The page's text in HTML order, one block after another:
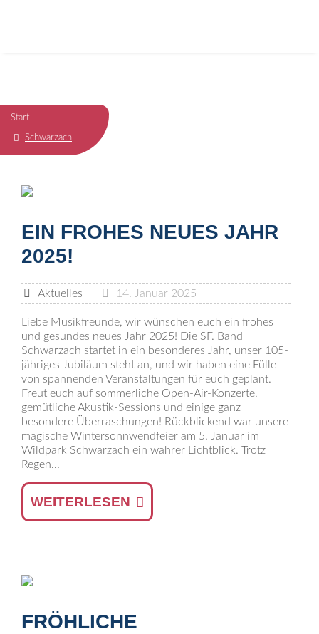
Start
Schwarzach
EIN FROHES NEUES JAHR
2025!
Aktuelles 14. Januar 2025
Liebe Musikfreunde, wir wünschen euch ein frohes
und gesundes neues Jahr 2025! Die SF. Band
Schwarzach startet in ein besonderes Jahr, unser 105-
jähriges Jubiläum steht an, und wir haben eine Fülle
von spannenden Veranstaltungen für euch geplant.
Freut euch auf sommerliche Open-Air-Konzerte,
gemütliche Akustik-Sessions und einige ganz
besondere Überraschungen! Rückblickend war unsere
magische Wintersonnwendfeier am 5. Januar im
Wildpark Schwarzach ein wahrer Lichtblick. Trotz
Regen...
WEITERLESEN
FRÖHLICHE